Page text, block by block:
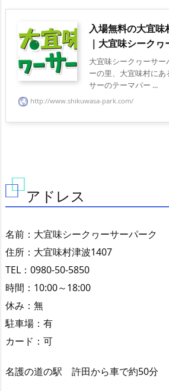
入場無料の大宜味
｜大宜味シーク
大宜味シークヮーサ
ーの里、大宜味村に
サーのテーマパー ...
http://www.shikuwasa-park.com/
アドレス
名前：大宜味シークヮーサーパーク
住所：大宜味村津波1407
TEL：0980-50-5850
時間：10:00～18:00
休み：無
駐車場：有
カード：可
名護の道の駅 許田から車で約50分